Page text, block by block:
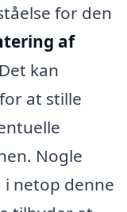
for den
af
kan
at stille
Nogle
netop denne